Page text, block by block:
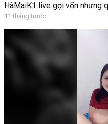
HàMaiK1 live gọi vốn nhưng
11 tháng trước